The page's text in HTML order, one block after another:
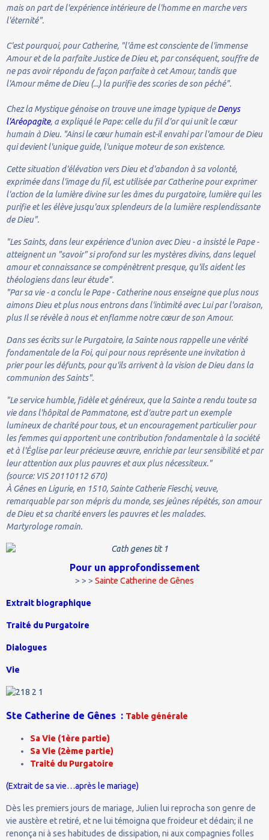
mais on part de l'expérience intérieure de l'homme en marche vers
l'éternité".
C'est pourquoi, pour Catherine, "l'âme est consciente de l'immense
Amour et de la parfaite Justice de Dieu et, par conséquent, souffre de
ne pas avoir répondu de façon parfaite à cet Amour, tandis que
l'Amour même de Dieu (...) la purifie des scories de son péché".
Chez la Mystique génoise on trouve une image typique deDenys
l'Aréopagite, a expliqué le Pape: celle du fil d'or qui unit le cœur
humain à Dieu. "Ainsi le cœur humain est-il envahi par l'amour de Dieu
qui devient l'unique guide, l'unique moteur de son existence.
Cette situation d'élévation vers Dieu et d'abandon à sa volonté,
exprimée dans l'image du fil, est utilisée par Catherine pour exprimer
l'action de la lumière divine sur les âmes du purgatoire, lumière qui les
purifie et les élève jusqu'aux splendeurs de la lumière resplendissante
de Dieu".
"Les Saints, dans leur expérience d'union avec Dieu - a insisté le Pape -
atteignent un "savoir" si profond sur les mystères divins, dans lequel
amour et connaissance se compénètrent presque, qu'ils aident les
théologiens dans leur étude".
"Par sa vie - a conclu le Pape - Catherine nous enseigne que plus nous
aimons Dieu et plus nous entrons dans l'intimité avec Lui par l'oraison,
plus Il se révèle à nous et enflamme notre cœur de son Amour.
Dans ses écrits sur le Purgatoire, la Sainte nous rappelle une vérité
fondamentale de la Foi, qui pour nous représente une invitation à
prier pour les défunts, pour qu'ils arrivent à la vision de Dieu dans la
communion des Saints".
"Le service humble, fidèle et généreux, que la Sainte a rendu toute sa
vie dans l'hôpital de Pammatone, est d'autre part un exemple
lumineux de charité pour tous, et un encouragement particulier pour
les femmes qui apportent une contribution fondamentale à la société
et à l'Église par leur précieuse œuvre, enrichie par leur sensibilité et par
leur attention aux plus pauvres et aux plus nécessiteux."
(source: VIS 20110112 670)
À Gênes en Ligurie, en 1510, Sainte Catherie Fieschi, veuve,
remarquable par son mépris du monde, ses jeûnes répétés, son amour
de Dieu et sa charité envers les pauvres et les malades.
Martyrologe romain.
Pour un approfondissement
> > > Sainte Catherine de Gênes
Extrait biographique
Traité du Purgatoire
Dialogues
Vie
Ste Catherine de Gênes : Table générale
Sa Vie (1ère partie)
Sa Vie (2ème partie)
Traité du Purgatoire
(Extrait de sa vie…après le mariage)
Dès les premiers jours de mariage, Julien lui reprocha son genre de
vie austère et retiré, et ne lui témoigna que froideur et dédain; il ne
renonça ni à ses habitudes de dissipation, ni aux compagnies folles